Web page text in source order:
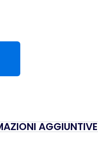
AGGIUNTIVE